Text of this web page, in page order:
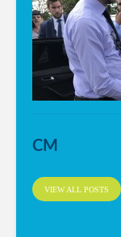
CM
VIEW ALL POSTS